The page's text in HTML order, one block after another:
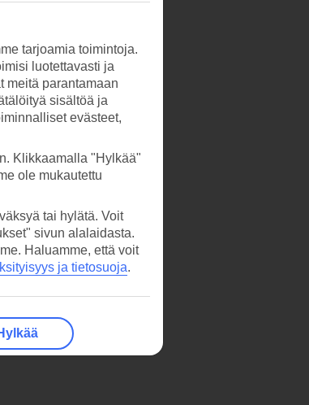
tarjoamia toimintoja.
luotettavasti ja
meitä parantamaan
sisältöä ja
evästeet,
Klikkaamalla "Hylkää"
ole mukautettu
tai hylätä. Voit
sivun alalaidasta.
Haluamme, että voit
ja tietosuoja.